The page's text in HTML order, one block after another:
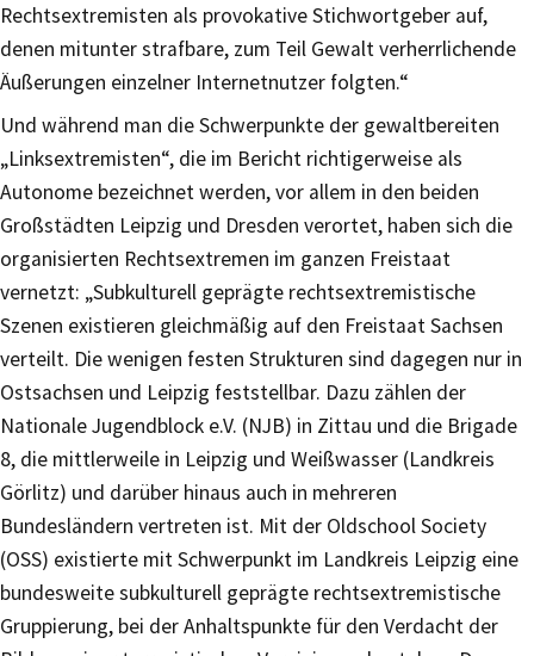
Rechtsextremisten als provokative Stichwortgeber auf,
denen mitunter strafbare, zum Teil Gewalt verherrlichende
Äußerungen einzelner Internetnutzer folgten.“
Und während man die Schwerpunkte der gewaltbereiten
„Linksextremisten“, die im Bericht richtigerweise als
Autonome bezeichnet werden, vor allem in den beiden
Großstädten Leipzig und Dresden verortet, haben sich die
organisierten Rechtsextremen im ganzen Freistaat
vernetzt: „Subkulturell geprägte rechtsextremistische
Szenen existieren gleichmäßig auf den Freistaat Sachsen
verteilt. Die wenigen festen Strukturen sind dagegen nur in
Ostsachsen und Leipzig feststellbar. Dazu zählen der
Nationale Jugendblock e.V. (NJB) in Zittau und die Brigade
8, die mittlerweile in Leipzig und Weißwasser (Landkreis
Görlitz) und darüber hinaus auch in mehreren
Bundesländern vertreten ist. Mit der Oldschool Society
(OSS) existierte mit Schwerpunkt im Landkreis Leipzig eine
bundesweite subkulturell geprägte rechtsextremistische
Gruppierung, bei der Anhaltspunkte für den Verdacht der